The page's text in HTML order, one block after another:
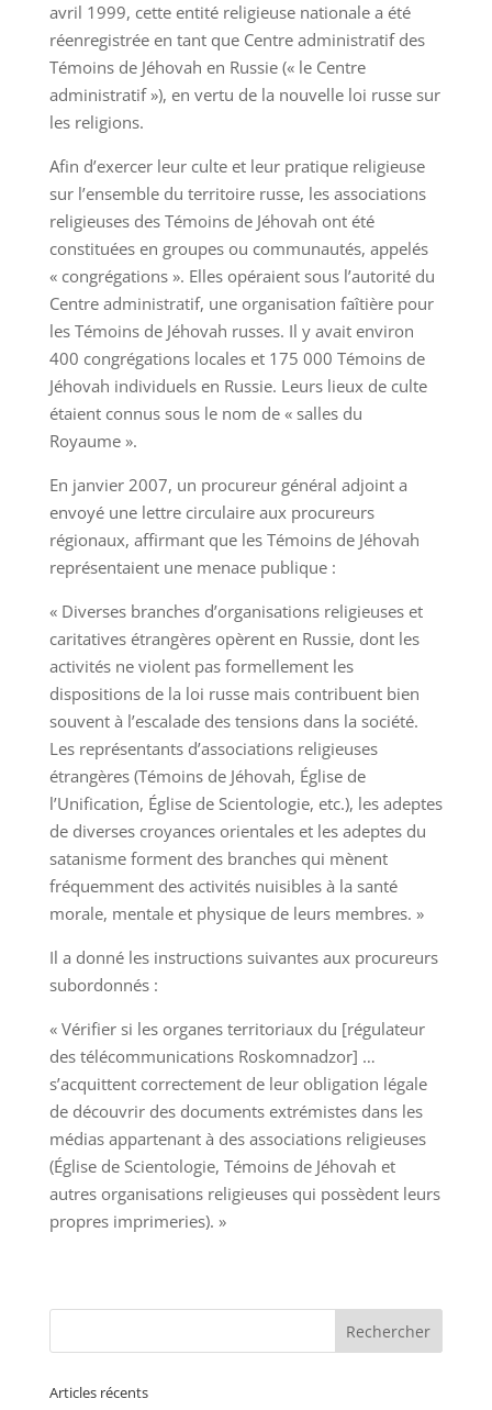
avril 1999, cette entité religieuse nationale a été
réenregistrée en tant que Centre administratif des
Témoins de Jéhovah en Russie (« le Centre
administratif »), en vertu de la nouvelle loi russe sur
les religions.
Afin d’exercer leur culte et leur pratique religieuse
sur l’ensemble du territoire russe, les associations
religieuses des Témoins de Jéhovah ont été
constituées en groupes ou communautés, appelés
« congrégations ». Elles opéraient sous l’autorité du
Centre administratif, une organisation faîtière pour
les Témoins de Jéhovah russes. Il y avait environ
400 congrégations locales et 175 000 Témoins de
Jéhovah individuels en Russie. Leurs lieux de culte
étaient connus sous le nom de « salles du
Royaume ».
En janvier 2007, un procureur général adjoint a
envoyé une lettre circulaire aux procureurs
régionaux, affirmant que les Témoins de Jéhovah
représentaient une menace publique :
« Diverses branches d’organisations religieuses et
caritatives étrangères opèrent en Russie, dont les
activités ne violent pas formellement les
dispositions de la loi russe mais contribuent bien
souvent à l’escalade des tensions dans la société.
Les représentants d’associations religieuses
étrangères (Témoins de Jéhovah, Église de
l’Unification, Église de Scientologie, etc.), les adeptes
de diverses croyances orientales et les adeptes du
satanisme forment des branches qui mènent
fréquemment des activités nuisibles à la santé
morale, mentale et physique de leurs membres. »
Il a donné les instructions suivantes aux procureurs
subordonnés :
« Vérifier si les organes territoriaux du [régulateur
des télécommunications Roskomnadzor] …
s’acquittent correctement de leur obligation légale
de découvrir des documents extrémistes dans les
médias appartenant à des associations religieuses
(Église de Scientologie, Témoins de Jéhovah et
autres organisations religieuses qui possèdent leurs
propres imprimeries). »
Articles récents